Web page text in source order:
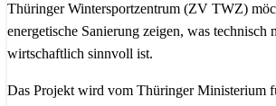
Thüringer Wintersportzentrum (ZV TWZ)
energetische Sanierung zeigen, was technisch
wirtschaftlich sinnvoll ist.
Das Projekt wird vom Thüringer Ministerium